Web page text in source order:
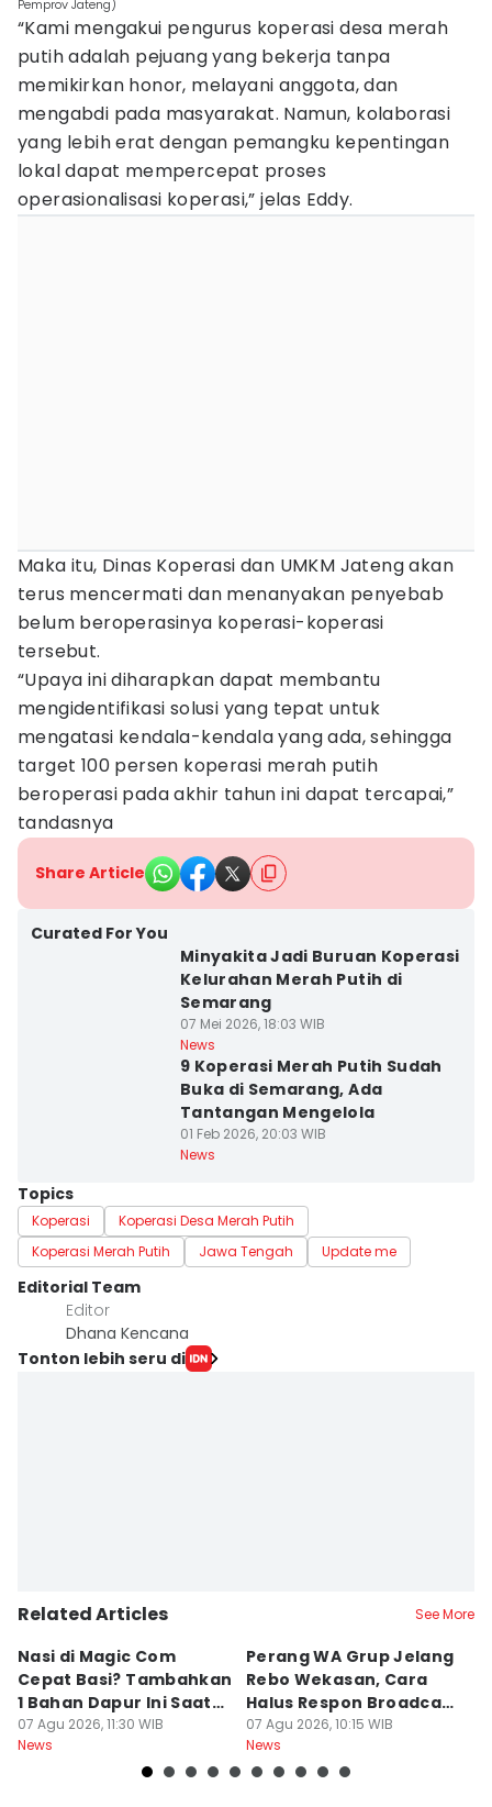
Pemprov Jateng)
“Kami mengakui pengurus koperasi desa merah
putih adalah pejuang yang bekerja tanpa
memikirkan honor, melayani anggota, dan
mengabdi pada masyarakat. Namun, kolaborasi
yang lebih erat dengan pemangku kepentingan
lokal dapat mempercepat proses
operasionalisasi koperasi,” jelas Eddy.
Maka itu, Dinas Koperasi dan UMKM Jateng akan
terus mencermati dan menanyakan penyebab
belum beroperasinya koperasi-koperasi
tersebut.
“Upaya ini diharapkan dapat membantu
mengidentifikasi solusi yang tepat untuk
mengatasi kendala-kendala yang ada, sehingga
target 100 persen koperasi merah putih
beroperasi pada akhir tahun ini dapat tercapai,”
tandasnya
Share Article
Curated For You
Minyakita Jadi Buruan Koperasi
Kelurahan Merah Putih di
Semarang
07 Mei 2026, 18:03 WIB
News
9 Koperasi Merah Putih Sudah
Buka di Semarang, Ada
Tantangan Mengelola
01 Feb 2026, 20:03 WIB
News
Topics
Koperasi
Koperasi Desa Merah Putih
Koperasi Merah Putih
Jawa Tengah Update me
Editorial Team
Editor
Dhana Kencana
Tonton lebih seru di
Related Articles See More
Nasi di Magic Com
Cepat Basi? Tambahkan
1 Bahan Dapur Ini Saat
Menanak, Awet 2 Hari
07 Agu 2026, 11:30 WIB
News
Perang WA Grup Jelang
Rebo Wekasan, Cara
Halus Respon Broadcast
Parno
07 Agu 2026, 10:15 WIB
News